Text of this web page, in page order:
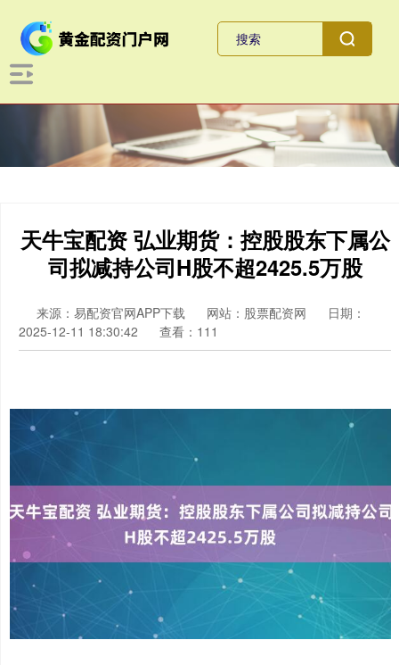
天牛宝配资 弘业期货：控股股东下属公
司拟减持公司H股不超2425.5万股
来源：易配资官网APP下载 网站：股票配资网
日期：
2025-12-11 18:30:42
查看：111